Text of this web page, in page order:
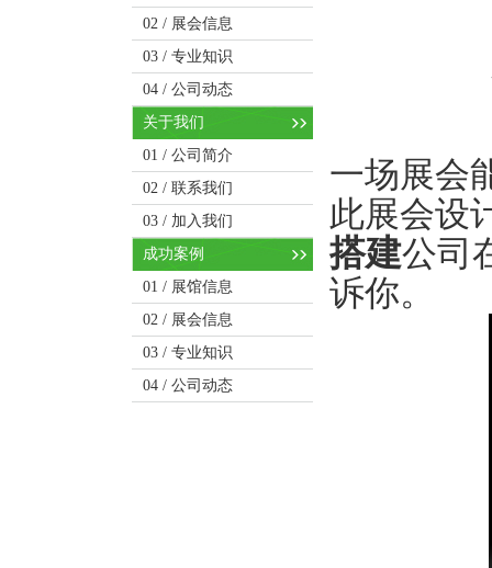
02 / 展会信息
03 / 专业知识
04 / 公司动态
关于我们
01 / 公司简介
02 / 联系我们
03 / 加入我们
成功案例
01 / 展馆信息
02 / 展会信息
03 / 专业知识
04 / 公司动态
一场展会
此展会设
搭建公司
诉你。